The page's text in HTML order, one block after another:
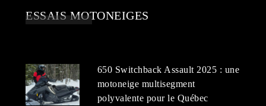
ESSAIS MOTONEIGES
650 Switchback Assault 2025 : une
motoneige multisegment
polyvalente pour le Québec